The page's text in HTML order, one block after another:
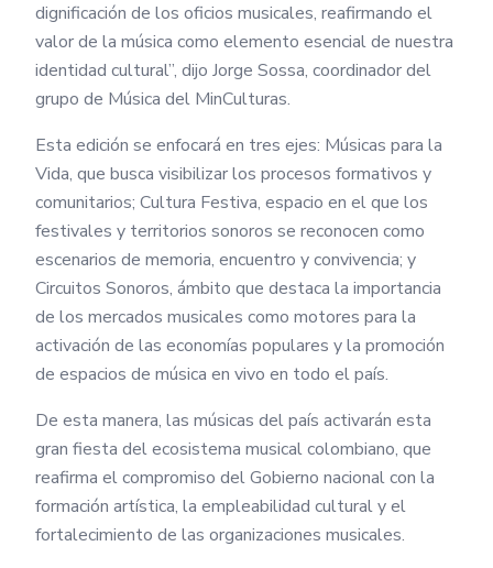
dignificación de los oficios musicales, reafirmando el
valor de la música como elemento esencial de nuestra
identidad cultural”, dijo Jorge Sossa, coordinador del
grupo de Música del MinCulturas.
Esta edición se enfocará en tres ejes: Músicas para la
Vida, que busca visibilizar los procesos formativos y
comunitarios; Cultura Festiva, espacio en el que los
festivales y territorios sonoros se reconocen como
escenarios de memoria, encuentro y convivencia; y
Circuitos Sonoros, ámbito que destaca la importancia
de los mercados musicales como motores para la
activación de las economías populares y la promoción
de espacios de música en vivo en todo el país.
De esta manera, las músicas del país activarán esta
gran fiesta del ecosistema musical colombiano, que
reafirma el compromiso del Gobierno nacional con la
formación artística, la empleabilidad cultural y el
fortalecimiento de las organizaciones musicales.